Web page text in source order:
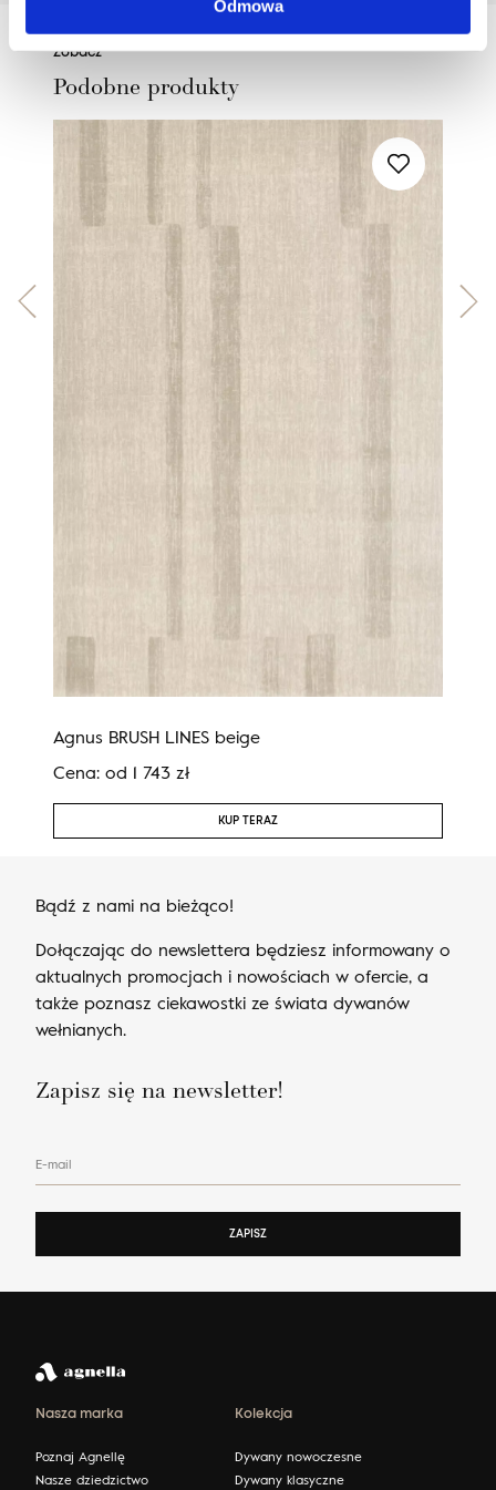
Odmowa
Zobacz
Podobne produkty
Agnus BRUSH LINES beige
Cena: od 1 743 zł
KUP TERAZ
Bądź z nami na bieżąco!
Dołączając do newslettera będziesz informowany o
aktualnych promocjach i nowościach w ofercie, a
także poznasz ciekawostki ze świata dywanów
wełnianych.
Zapisz się na newsletter!
E-mail
ZAPISZ
Nasza marka
Poznaj Agnellę
Nasze dziedzictwo
Kolekcja
Dywany nowoczesne
Dywany klasyczne